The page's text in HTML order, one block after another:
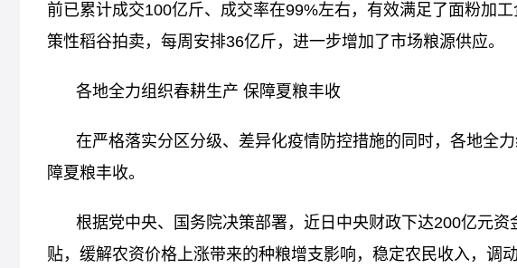
前已累计成交100亿斤、成交率在99%左右，有效满足了面粉加
策性稻谷拍卖，每周安排36亿斤，进一步增加了市场粮源供应。
各地全力组织春耕生产 保障夏粮丰收
在严格落实分区分级、差异化疫情防控措施的同时，各地全
障夏粮丰收。
根据党中央、国务院决策部署，近日中央财政下达200亿元
贴，缓解农资价格上涨带来的种粮增支影响，稳定农民收入，调